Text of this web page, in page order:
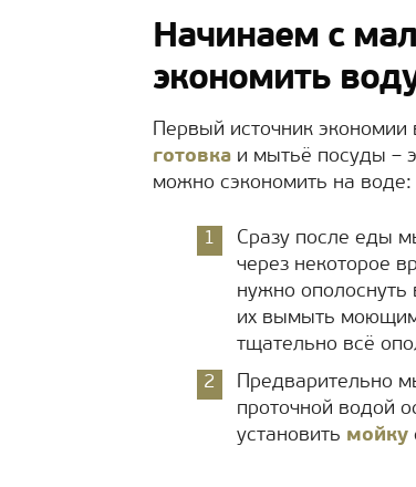
Начинаем с
экономить
Первый источник
готовка и мытьё посуды –
можно сэкономить на воде:
Сразу после еды
через некоторое
нужно
их вымыть моющим
тщательно всё
Предварительно
проточной водой
установить мойку